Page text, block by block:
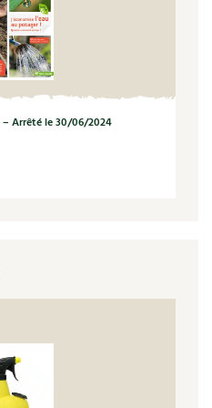
– Arrêté le 30/06/2024